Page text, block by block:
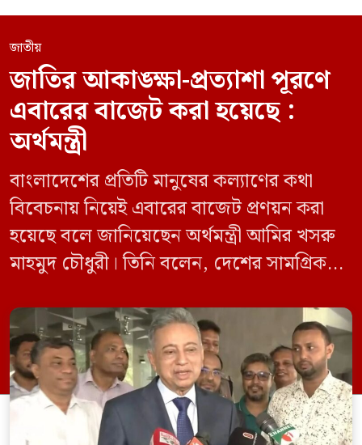
জাতীয়
জাতির আকাঙ্ক্ষা-প্রত্যাশা পূরণে
এবারের বাজেট করা হয়েছে :
অর্থমন্ত্রী
বাংলাদেশের প্রতিটি মানুষের কল্যাণের কথা
বিবেচনায় নিয়েই এবারের বাজেট প্রণয়ন করা
হয়েছে বলে জানিয়েছেন অর্থমন্ত্রী আমির খসরু
মাহমুদ চৌধুরী। তিনি বলেন, দেশের সামগ্রিক
দিয়ে বাজেটের সব বিষয় নির্ধারণ করা হয়েছে।
এবারের বাজেটের প্রেক্ষাপটও কিছুটা ভিন্ন।
দীর্ঘদিন পর একটি নির্বাচিত সরকারের অধীনে
জাতীয় বাজেট উপস্থাপিত হতে যাচ্ছে। ফলে
জাতির প্রত্যাশা […]